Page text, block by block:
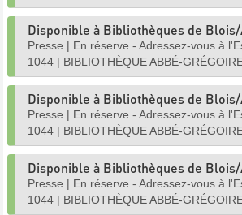
Disponible à Bibliothèques de
Presse | En réserve - Adressez-vous à
1044 | BIBLIOTHÈQUE ABBÉ-
Disponible à Bibliothèques de
Presse | En réserve - Adressez-vous à
1044 | BIBLIOTHÈQUE ABBÉ-
Disponible à Bibliothèques de
Presse | En réserve - Adressez-vous à
1044 | BIBLIOTHÈQUE ABBÉ-